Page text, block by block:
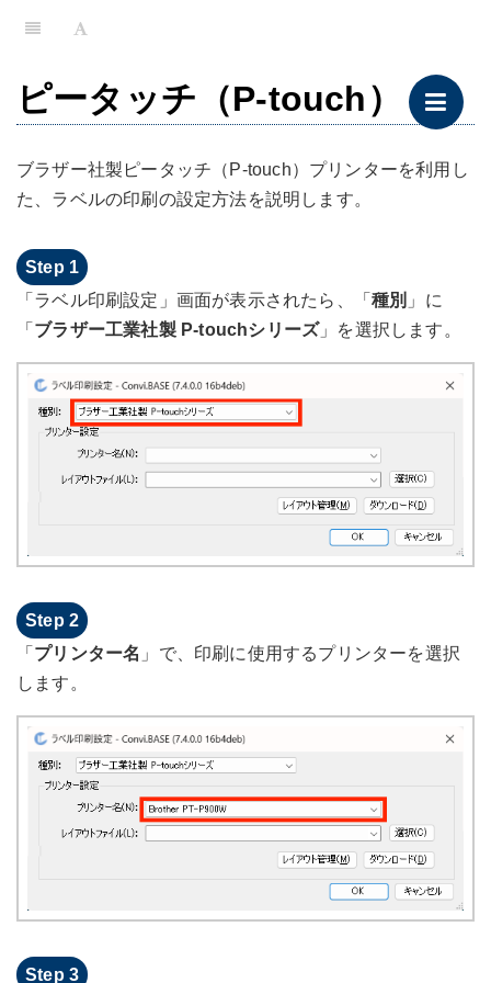
ピータッチ（P-touch）
ブラザー社製ピータッチ（P-touch）プリンターを利用し
た、ラベルの印刷の設定方法を説明します。
「ラベル印刷設定」画面が表示されたら、「 種別 」に
「 ブラザー工業社製 P-touchシリーズ」を選択します。
「 プリンター名 」で、印刷に使用するプリンターを選択
します。